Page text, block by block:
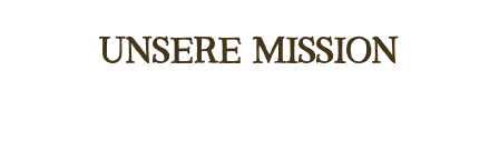
UNSERE MISSION